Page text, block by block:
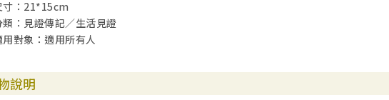
寸：21*15cm
類：見證傳記／生活見證
用對象：適用所有人
說明